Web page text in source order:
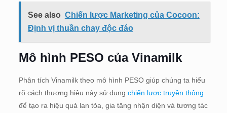
See also Chiến lược Marketing của Cocoon:
Định vị thuần chay độc đáo
Mô hình PESO của Vinamilk
Phân tích Vinamilk theo mô hình PESO giúp chúng ta hiểu
rõ cách thương hiệu này sử dụng chiến lược truyền thông
để tạo ra hiệu quả lan tỏa, gia tăng nhận diện và tương tác